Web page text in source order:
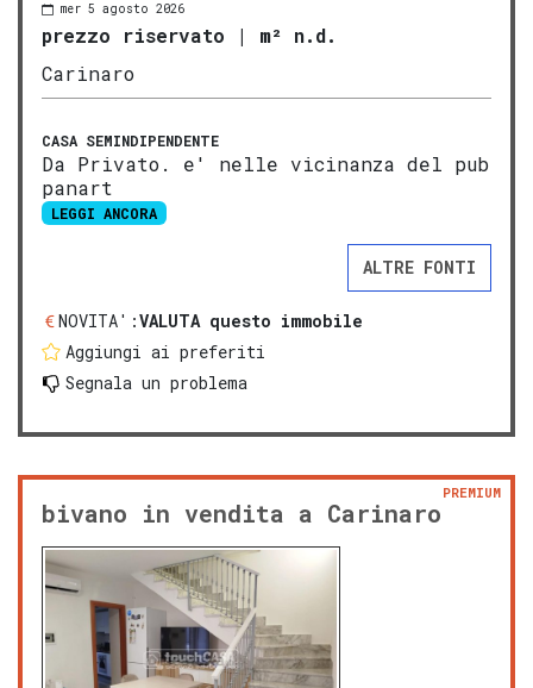
mer 5 agosto 2026
prezzo riservato | m² n.d.
Carinaro
CASA SEMINDIPENDENTE
Da Privato. e' nelle vicinanza del pub
panart
LEGGI ANCORA
ALTRE FONTI
NOVITA':VALUTA questo immobile
Aggiungi ai preferiti
Segnala un problema
bivano in vendita a Carinaro
PREMIUM